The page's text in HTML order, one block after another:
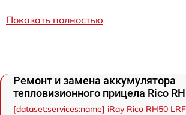
Показать полностью
Ремонт и замена аккумулятора
тепловизионного прицела Rico
[dataset:services:name] iRay Rico RH50 LRF